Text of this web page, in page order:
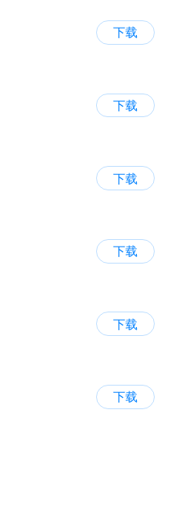
下载
下载
下载
下载
下载
下载